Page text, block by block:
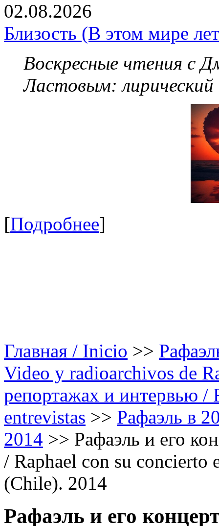
02.08.2026
Близость (В этом мире
Воскресные чтения с
Ластовым:
[Подробнее]
Главная / Inicio >>
Video y radioarchivos de
репортажах и интервью /
entrevistas >> Рафаэль в
2014 >> Рафаэль и его
/ Raphael con su
(Chile). 2014
Рафаэль и его